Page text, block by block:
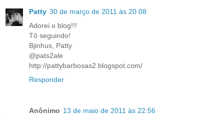
Patty 30 de março de 2011 às 20:08
Adorei o blog!!!
Tô seguindo!
Bjinhus, Patty
@pats2ale
http://pattybarbosas2.blogspot.com/
Responder
Anônimo 13 de maio de 2011 às 22:56